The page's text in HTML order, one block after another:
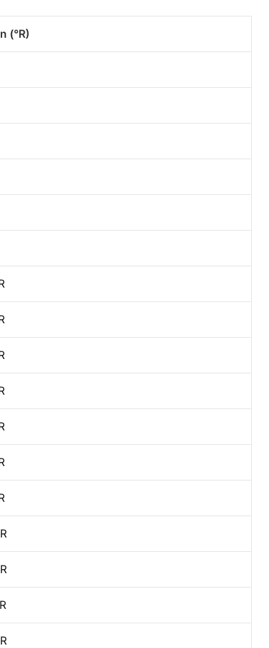
(°R)